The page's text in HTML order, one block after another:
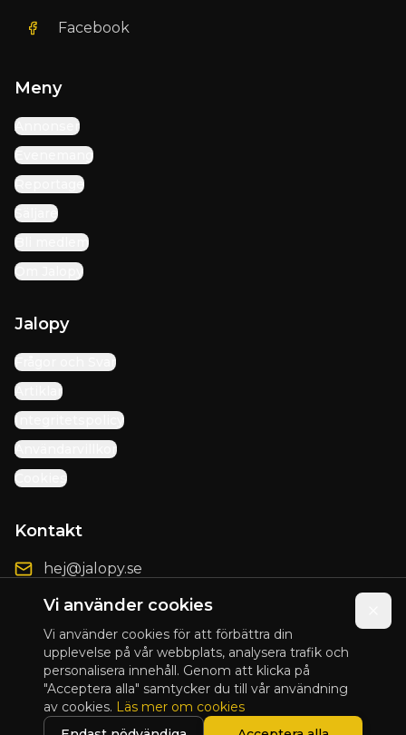
Vi använder cookies
Vi använder cookies för att förbättra din
upplevelse på vår webbplats, analysera trafik och
personalisera innehåll. Genom att klicka på
"Acceptera alla" samtycker du till vår användning
av cookies. Läs mer om cookies
Facebook
Meny
Annonser
Evenemang
Reportage
Säljare
Bli medlem
Om Jalopy
Jalopy
Frågor och Svar
Artiklar
Integritetspolicy
Användarvillkor
Cookies
Kontakt
hej@jalopy.se
Förbättringsförslag
© 2025 Jalopy. Alla rättigheter förbehållna.
Presented by Blix Design